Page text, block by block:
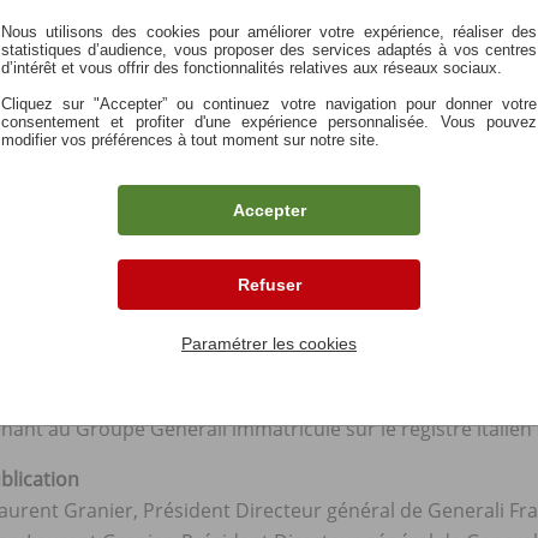
au capital de 341 059 488 euros, Entreprise régie par
- 75009 Paris - N° d'identifiant unique ADEME
registre italien des groupes d'assurances sous le numéro
au capital de 94 630 300 euros, 552 062 663 RCS
ADEME FR232327_01NBYI. Siège social : 89
sur le registre italien des groupes d'assurances
QUALITE, dûment habilités à effet des présentes.
au capital de 213 541 820 euros Fonds de
265 418 RCS Paris Siège social : 89 rue Taitbout - 75009
au Groupe Generali immatriculé sur le registre italien
Granier, Président Directeur général de Generali
Nous utilisons des cookies pour améliorer votre expérience, réaliser des
statistiques d’audience, vous proposer des services adaptés à vos centres
d’intérêt et vous offrir des fonctionnalités relatives aux réseaux sociaux.
Cliquez sur "Accepter” ou continuez votre navigation pour donner votre
consentement et profiter d'une expérience personnalisée. Vous pouvez
modifier vos préférences à tout moment sur notre site.
Accepter
Refuser
Paramétrer les cookies